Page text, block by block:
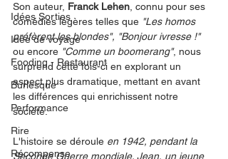
Idées Sorties
Idée de voyage
Fooding - Restaurant
Burlesque
Performance
Rire
Récompense
Son auteur, Franck Lehen , connu pour ses
comédies légères telles que "Les homos
préfèrent les blondes", "Bonjour ivresse !"
ou encore "Comme un boomerang", nous
surprend cette fois-ci en explorant un
aspect plus dramatique, mettant en avant
les différences qui enrichissent notre
société.
L'histoire se déroule en 1942, pendant la
Seconde Guerre mondiale. Jean, un jeune